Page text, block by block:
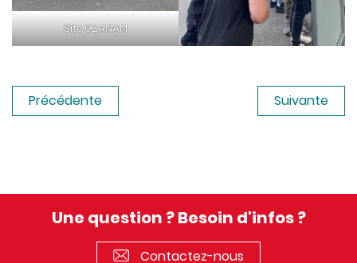
Site OZANAM
Précédente Suivante
Une question ? Besoin d'infos ?
Contactez-nous